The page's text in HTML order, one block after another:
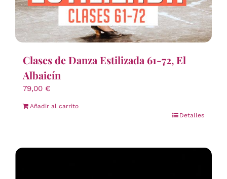
Clases de Danza Estilizada 61-72, El
Albaicín
79,00 €
Añadir al carrito
Detalles